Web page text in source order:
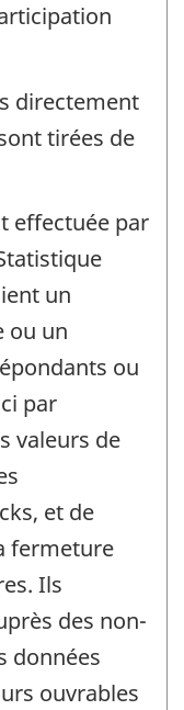
directement
tirées de
effectuée par
un
ou un
ou
par
valeurs de
et de
fermeture
Ils
des non-
données
ouvrables